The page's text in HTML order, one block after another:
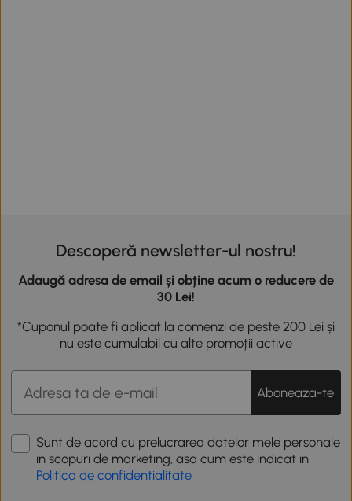
Descoperă newsletter-ul nostru!
Adaugă adresa de email și obține acum o reducere de
30 Lei!
*Cuponul poate fi aplicat la comenzi de peste 200 Lei și
nu este cumulabil cu alte promoții active
Aboneaza-te
Sunt de acord cu prelucrarea datelor mele personale
in scopuri de marketing, asa cum este indicat in
Politica de confidentialitate